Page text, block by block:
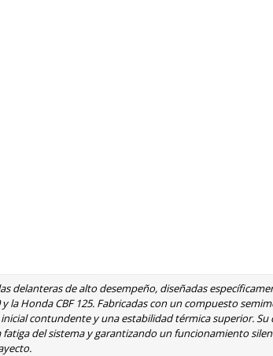
delanteras de alto desempeño, diseñadas
la Honda CBF 125. Fabricadas con un compuesto
contundente y una estabilidad térmica superior. Su
del sistema y garantizando un funcionamiento